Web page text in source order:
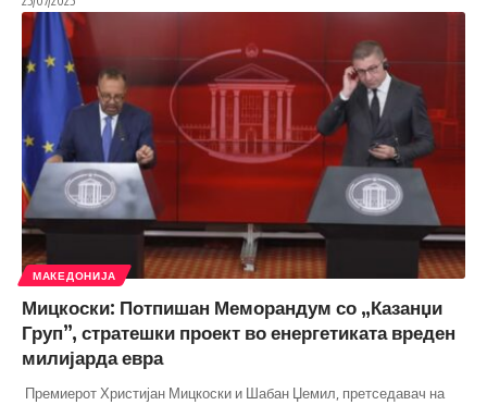
МАКЕДОНИЈА
Мицкоски: Потпишан Меморандум со „Казанџи
Груп”, стратешки проект во енергетиката вреден
милијарда евра
Премиерот Христијан Мицкоски и Шабан Џемил, претседавач на